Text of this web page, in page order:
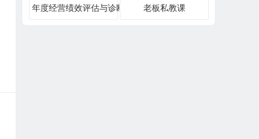
年度经营绩效评估与诊断 老板私教课